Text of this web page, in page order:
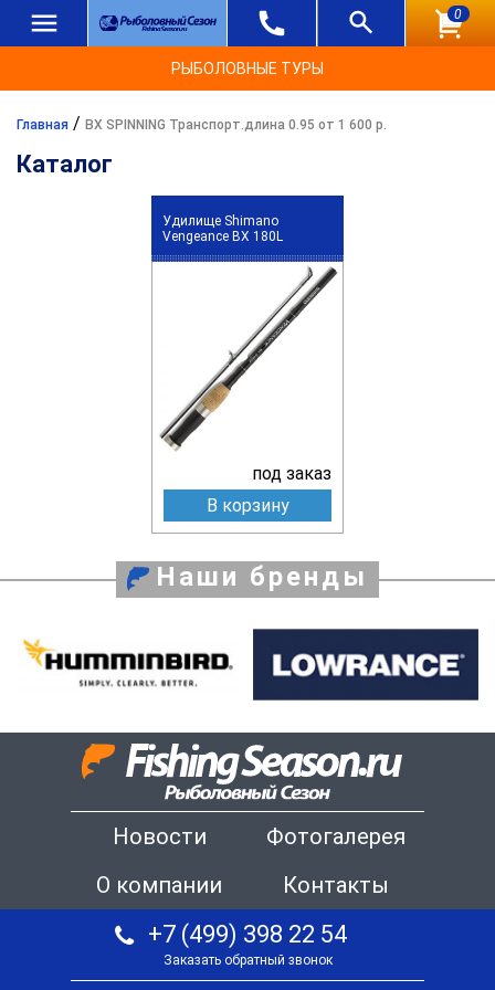
0
РЫБОЛОВНЫЕ ТУРЫ
Главная / BX SPINNING Транспорт.длина 0.95 от 1 600 р.
Каталог
Удилище Shimano
Vengeance BX 180L
под заказ
В корзину
Наши бренды
Новости
Фотогалерея
О компании
Контакты
+7 (499) 398 22 54
Заказать обратный звонок